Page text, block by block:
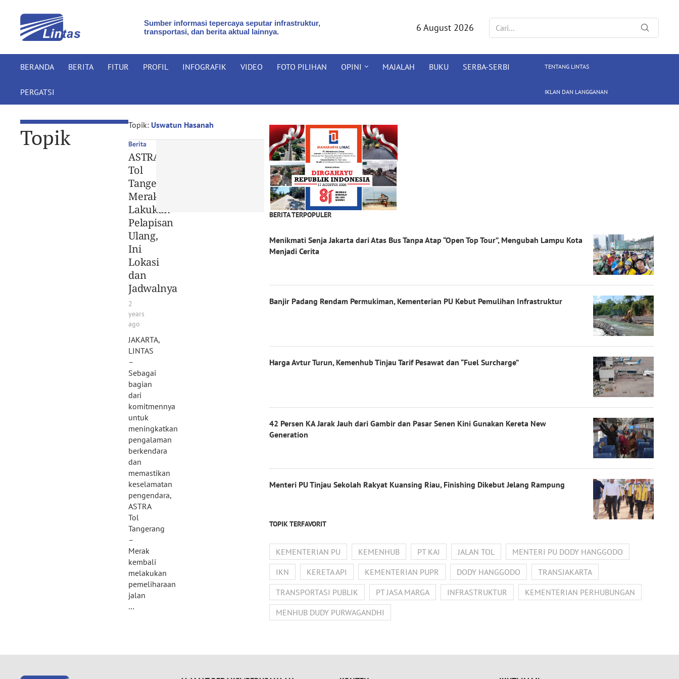
Sumber informasi tepercaya seputar infrastruktur,
transportasi, dan berita aktual lainnya.
6 August 2026
BERANDA BERITA FITUR PROFIL INFOGRAFIK VIDEO FOTO PILIHAN OPINI MAJALAH BUKU SERBA-SERBI
PERGATSI
TENTANG LINTAS
IKLAN DAN LANGGANAN
Topik Topik: Uswatun Hasanah
Berita
ASTRA
Tol
Tangerang-
Merak
Lakukan
Pelapisan
Ulang,
Ini
Lokasi
dan
Jadwalnya
2
years
ago
JAKARTA,
LINTAS
–
Sebagai
bagian
dari
komitmennya
untuk
meningkatkan
pengalaman
berkendara
dan
memastikan
keselamatan
pengendara,
ASTRA
Tol
Tangerang
–
Merak
kembali
melakukan
pemeliharaan
jalan
…
BERITA TERPOPULER
Menikmati Senja Jakarta dari Atas Bus Tanpa Atap “Open Top Tour”, Mengubah Lampu Kota
Menjadi Cerita
Banjir Padang Rendam Permukiman, Kementerian PU Kebut Pemulihan Infrastruktur
Harga Avtur Turun, Kemenhub Tinjau Tarif Pesawat dan “Fuel Surcharge”
42 Persen KA Jarak Jauh dari Gambir dan Pasar Senen Kini Gunakan Kereta New
Generation
Menteri PU Tinjau Sekolah Rakyat Kuansing Riau, Finishing Dikebut Jelang Rampung
TOPIK TERFAVORIT
KEMENTERIAN PU KEMENHUB PT KAI JALAN TOL
MENTERI PU DODY HANGGODO
IKN
KERETA API KEMENTERIAN PUPR DODY HANGGODO
TRANSJAKARTA
TRANSPORTASI PUBLIK
PT JASA MARGA INFRASTRUKTUR
KEMENTERIAN PERHUBUNGAN
MENHUB DUDY PURWAGANDHI